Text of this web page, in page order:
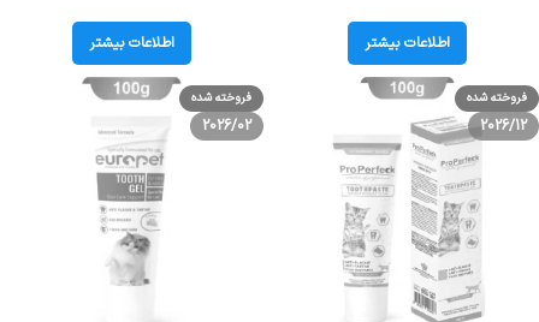
Dental Care Gel
اطلاعات بیشتر اطلاعات بیشتر
فروخته شده
2026/12
فروخته شده
2026/02